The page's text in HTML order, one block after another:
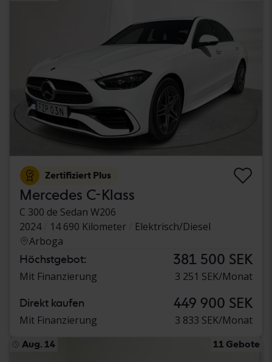
Zertifiziert Plus
Mercedes C-Klass
C 300 de Sedan W206
2024
14 690 Kilometer
Elektrisch/Diesel
Arboga
Höchstgebot: 381 500 SEK
Mit Finanzierung 3 251 SEK/Monat
Direkt kaufen 449 900 SEK
Mit Finanzierung 3 833 SEK/Monat
Aug. 14 11 Gebote